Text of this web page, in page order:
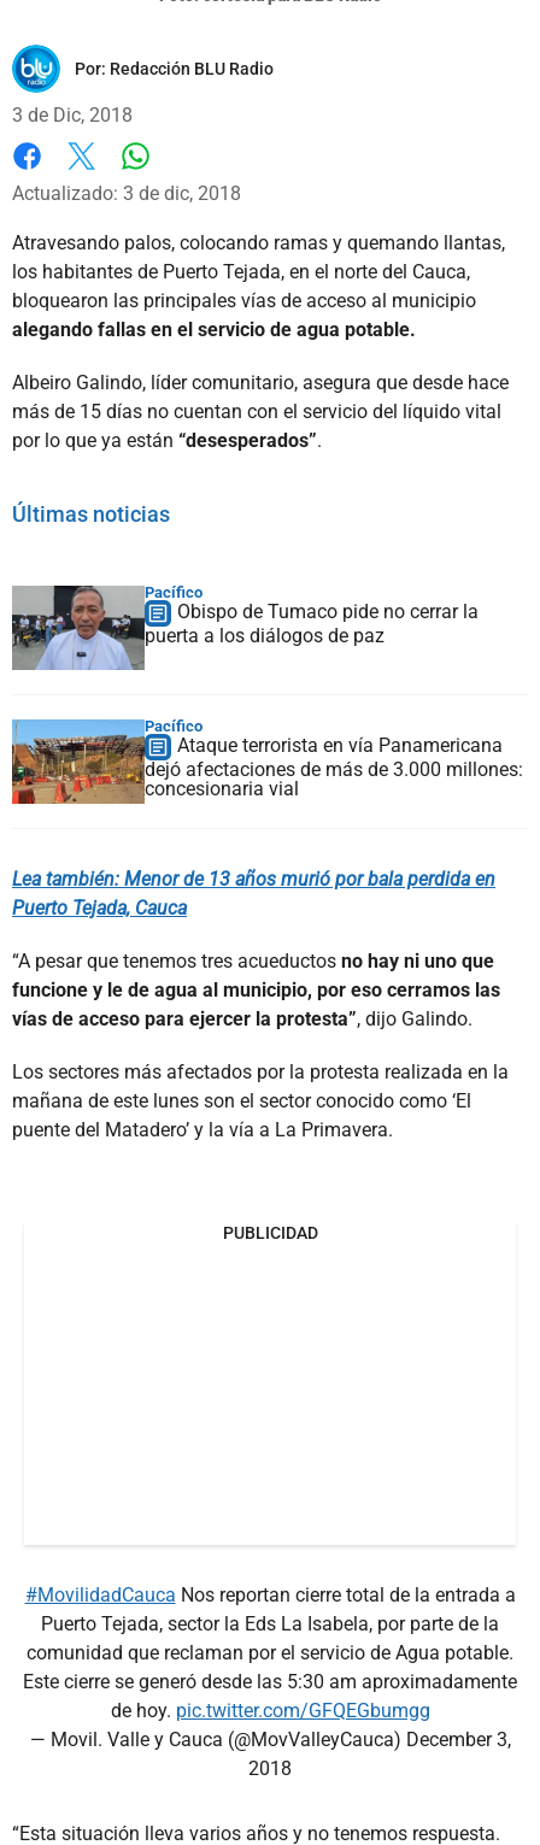
Por: Redacción BLU Radio
3 de Dic, 2018
Facebook
X
Actualizado: 3 de dic, 2018
Atravesando palos, colocando ramas y quemando llantas,
los habitantes de Puerto Tejada, en el norte del Cauca,
bloquearon las principales vías de acceso al municipio
alegando fallas en el servicio de agua potable.
Albeiro Galindo, líder comunitario, asegura que desde hace
más de 15 días no cuentan con el servicio del líquido vital
por lo que ya están “desesperados”.
Últimas noticias
Pacífico
Obispo de Tumaco pide no cerrar la
puerta a los diálogos de paz
Pacífico
Ataque terrorista en vía Panamericana
dejó afectaciones de más de 3.000 millones:
concesionaria vial
Lea también: Menor de 13 años murió por bala perdida en
Puerto Tejada, Cauca
“A pesar que tenemos tres acueductos no hay ni uno que
funcione y le de agua al municipio, por eso cerramos las
vías de acceso para ejercer la protesta”, dijo Galindo.
Los sectores más afectados por la protesta realizada en la
mañana de este lunes son el sector conocido como ‘El
puente del Matadero’ y la vía a La Primavera.
PUBLICIDAD
#MovilidadCauca Nos reportan cierre total de la entrada a
Puerto Tejada, sector la Eds La Isabela, por parte de la
comunidad que reclaman por el servicio de Agua potable.
Este cierre se generó desde las 5:30 am aproximadamente
de hoy. pic.twitter.com/GFQEGbumgg
— Movil. Valle y Cauca (@MovValleyCauca) December 3,
2018
“Esta situación lleva varios años y no tenemos respuesta.